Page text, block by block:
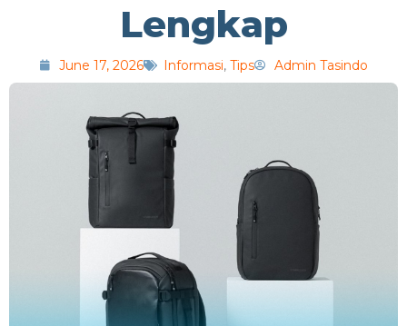
Lengkap
June 17, 2026 Informasi, Tips Admin Tasindo